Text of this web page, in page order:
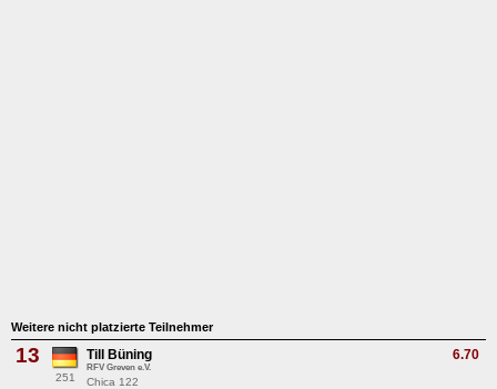
Weitere nicht platzierte Teilnehmer
13
251
6.70
Till Büning
RFV Greven e.V.
Chica 122